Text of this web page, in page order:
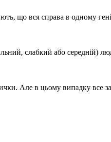
що вся справа в одному
слабкий або середній)
Але в цьому випадку все